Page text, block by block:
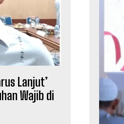
Lanjut’
Wajib di